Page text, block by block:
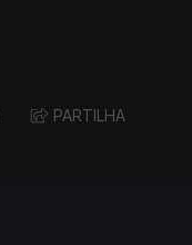
PARTILHA